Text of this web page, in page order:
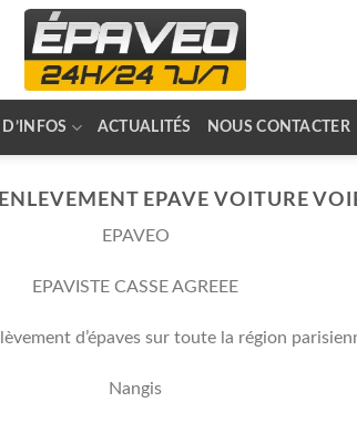
ACTUALITÉS NOUS CONTACTER
ENLEVEMENT EPAVE VOITURE
EPAVEO
EPAVISTE CASSE AGREEE
d’épaves sur toute la région
Nangis